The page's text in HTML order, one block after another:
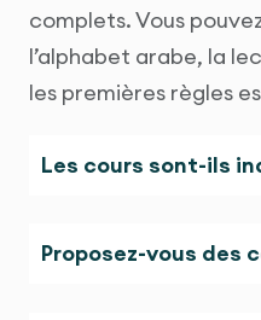
complets. Vous
l’alphabet arabe, la
les premières règles
Les cours sont-ils
Proposez-vous des